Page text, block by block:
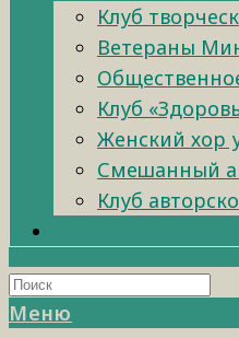
Клуб
Ветераны
Клуб
Женский хор
Смешанный
Клуб
Меню